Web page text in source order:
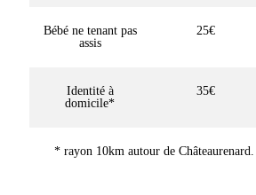
Bébé ne tenant pas
assis
25€
Identité à
domicile*
35€
* rayon 10km autour de